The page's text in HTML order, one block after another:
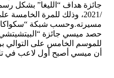
/2021، وذلك للمرة الخامسة
مسيرته.وحسب شبكة “سكواكا”
حصد ميسي جائزة
أن ميسي أصبح أول لاعب في